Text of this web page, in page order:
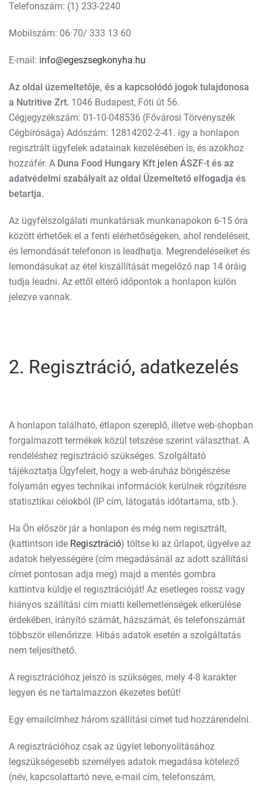
Telefonszám: (1) 233-2240
Mobilszám: 06 70/ 333 13 60
E-mail: info@egeszsegkonyha.hu
Az oldal üzemeltetője, és a kapcsolódó jogok tulajdonosa
a Nutritive Zrt. 1046 Budapest, Fóti út 56.
Cégjegyzékszám: 01-10-048536 (Fővárosi Törvényszék
Cégbírósága) Adószám: 12814202-2-41. így a honlapon
regisztrált ügyfelek adatainak kezelésében is, és azokhoz
hozzáfér. A Duna Food Hungary Kft jelen ÁSZF-t és az
adatvédelmi szabályait az oldal Üzemeltető elfogadja és
betartja.
Az ügyfélszolgálati munkatársak munkanapokon 6-15 óra
között érhetőek el a fenti elérhetőségeken, ahol rendeléseit,
és lemondását telefonon is leadhatja. Megrendeléseiket és
lemondásukat az étel kiszállítását megelőző nap 14 óráig
tudja leadni. Az ettől eltérő időpontok a honlapon külön
jelezve vannak.
2. Regisztráció, adatkezelés
A honlapon található, étlapon szereplő, illetve web-shopban
forgalmazott termékek közül tetszése szerint választhat. A
rendeléshez regisztráció szükséges. Szolgáltató
tájékoztatja Ügyfeleit, hogy a web-áruház böngészése
folyamán egyes technikai információk kerülnek rögzítésre
statisztikai célokból (IP cím, látogatás időtartama, stb.).
Ha Ön először jár a honlapon és még nem regisztrált,
(kattintson ide Regisztráció) töltse ki az űrlapot, ügyelve az
adatok helyességére (cím megadásánál az adott szállítási
címet pontosan adja meg) majd a mentés gombra
kattintva küldje el regisztrációját! Az esetleges rossz vagy
hiányos szállítási cím miatti kellemetlenségek elkerülése
érdekében, irányító számát, házszámát, és telefonszámát
többször ellenőrizze. Hibás adatok esetén a szolgáltatás
nem teljesíthető.
A regisztrációhoz jelszó is szükséges, mely 4-8 karakter
legyen és ne tartalmazzon ékezetes betűt!
Egy emailcímhez három szállítási címet tud hozzárendelni.
A regisztrációhoz csak az ügylet lebonyolításához
legszükségesebb személyes adatok megadása kötelező
(név, kapcsolattartó neve, e-mail cím, telefonszám,